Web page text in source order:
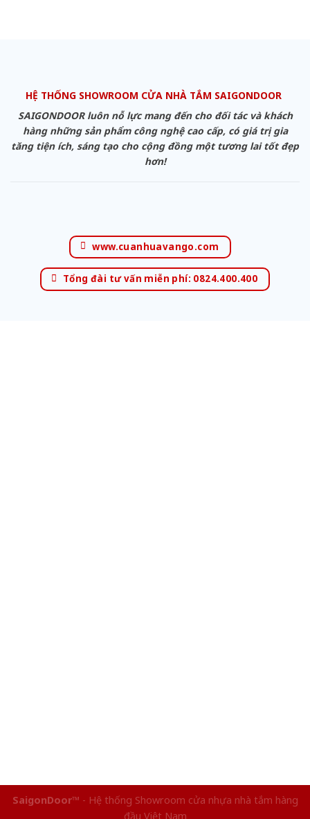
HỆ THỐNG SHOWROOM CỬA NHÀ TẮM SAIGONDOOR
SAIGONDOOR luôn nỗ lực mang đến cho đối tác và khách
hàng những sản phẩm công nghệ cao cấp, có giá trị gia
tăng tiện ích, sáng tạo cho cộng đồng một tương lai tốt đẹp
hơn!
www.cuanhuavango.com
Tổng đài tư vấn miễn phí: 0824.400.400
SaigonDoor™ - Hệ thống Showroom cửa nhựa nhà tắm hàng
đầu Việt Nam